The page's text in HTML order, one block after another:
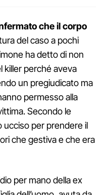
che il corpo
del caso a pochi
ha detto di non
killer perché aveva
un pregiudicato ma
permesso alla
Secondo le
ucciso per prendere il
che gestiva e che era
per mano della ex